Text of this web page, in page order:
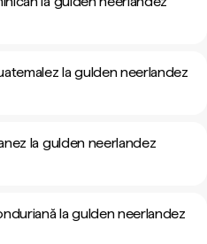
la gulden neerlandez
la gulden neerlandez
la gulden neerlandez